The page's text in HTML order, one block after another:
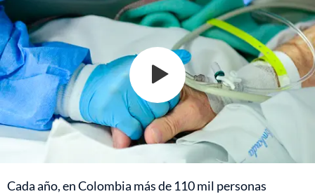
Cada año, en Colombia más de 110 mil personas